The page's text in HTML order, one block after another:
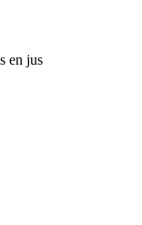
en jus